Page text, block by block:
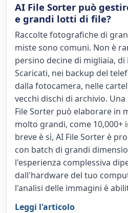
AI File Sorter può
e grandi lotti di file?
Raccolte fotografiche di
miste sono comuni. Non è
persino decine di migliaia,
Scaricati, nei backup del
dalla fotocamera, nelle
vecchi dischi di archivio.
File Sorter può elaborare in
molto grandi, come 10,000+
breve è sì, AI File Sorter è
con batch di grandi
l'esperienza complessiva
dall'hardware del tuo
l'analisi delle immagini è
Leggi l'articolo